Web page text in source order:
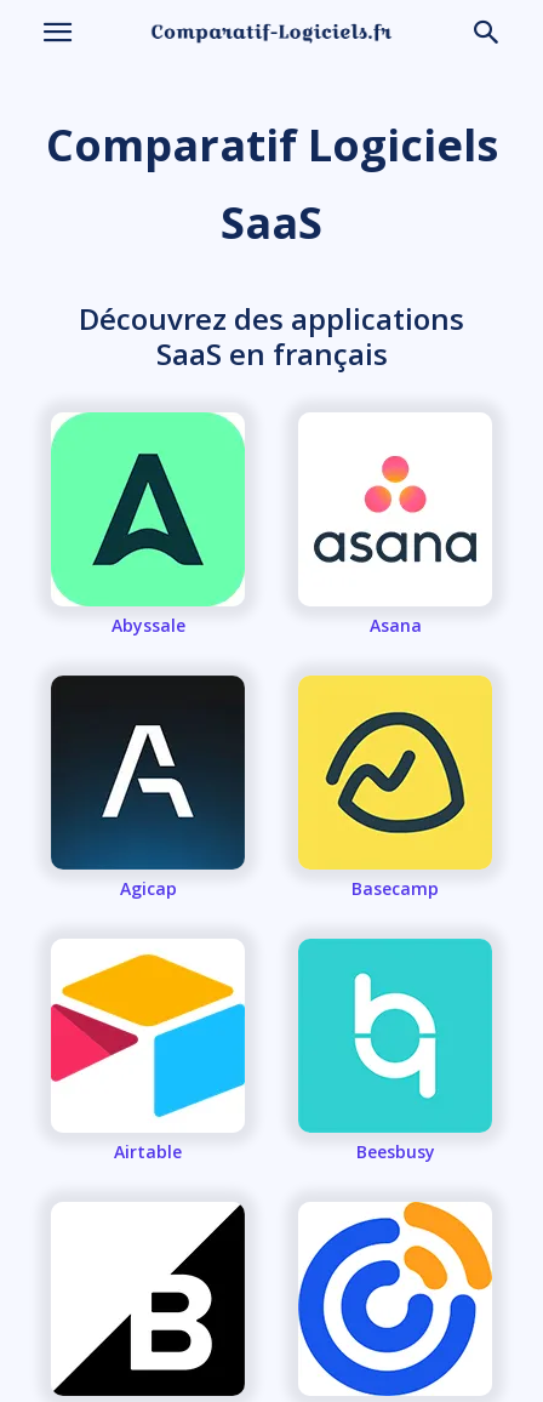
Comparatif Logiciels
SaaS
Découvrez des applications
SaaS en français
Abyssale
Agicap
Airtable
Asana
Basecamp
Beesbusy